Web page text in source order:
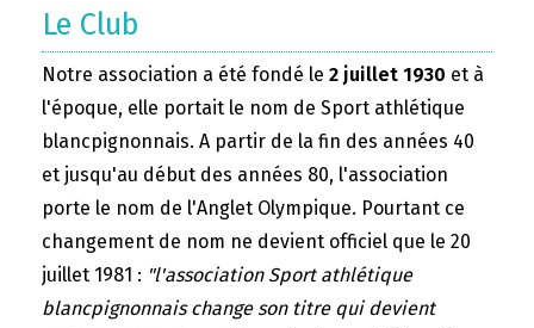
Le Club
Notre association a été fondé le 2 juillet 1930 et à
l'époque, elle portait le nom de Sport athlétique
blancpignonnais. A partir de la fin des années 40
et jusqu'au début des années 80, l'association
porte le nom de l'Anglet Olympique. Pourtant ce
changement de nom ne devient officiel que le 20
juillet 1981 : "l'association Sport athlétique
blancpignonnais change son titre qui devient